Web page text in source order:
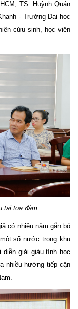
TS. Huỳnh Quán
- Trường Đại học
cứu sinh, học viên
tại tọa đàm.
có nhiều năm gắn bó
số nước trong khu
giải giàu tính học
nhiều hướng tiếp cận